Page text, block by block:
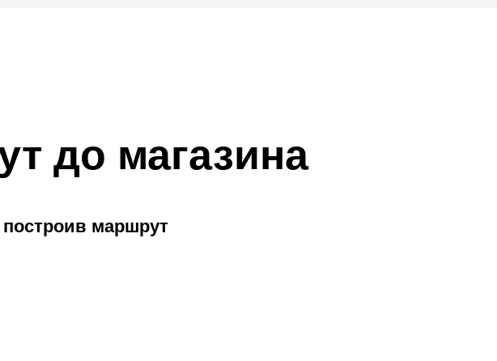
до магазина
маршрут